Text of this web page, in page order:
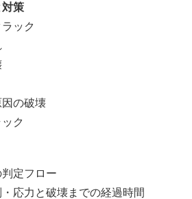
対策
ック
の破壊
ク
定フロー
力と破壊までの経過時間